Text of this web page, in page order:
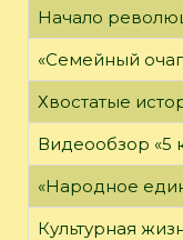
Начало
«Семейный
Хвостатые
Видеообзор «5
«Народное
Культурная